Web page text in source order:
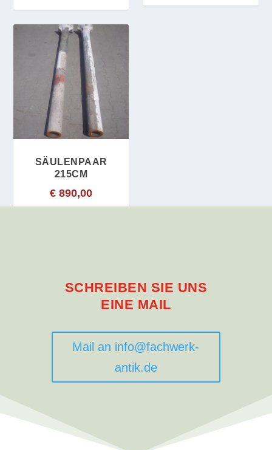
SÄULENPAAR
215CM
€ 890,00
SCHREIBEN SIE UNS
EINE MAIL
Mail an info@fachwerk-
antik.de